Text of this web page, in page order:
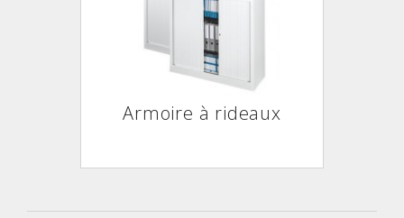
Armoire à rideaux